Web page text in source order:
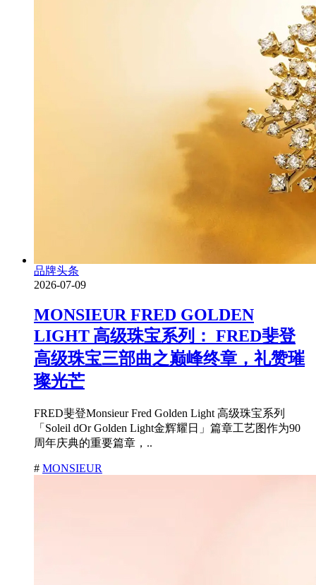
品牌头条
2026-07-09
MONSIEUR FRED GOLDEN
LIGHT 高级珠宝系列： FRED斐登
高级珠宝三部曲之巅峰终章，礼赞璀
璨光芒
FRED斐登Monsieur Fred Golden Light 高级珠宝系列
「Soleil dOr Golden Light金辉耀日」篇章工艺图作为90
周年庆典的重要篇章，..
# MONSIEUR